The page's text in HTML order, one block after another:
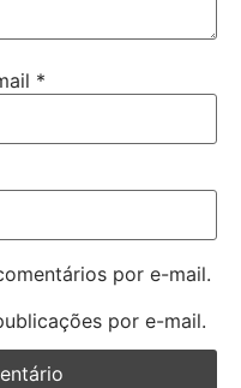
*
por e-mail.
por e-mail.